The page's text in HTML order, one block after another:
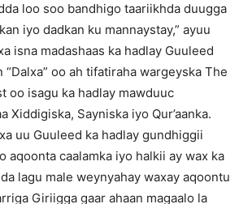
loo soo bandhigo taariikhda duugga
iyo dadkan ku mannaystay,” ayuu
isna madashaas ka hadlay Guuleed
“Dalxa” oo ah tifatiraha wargeyska The
oo isagu ka hadlay mawduuc
Xiddigiska, Sayniska iyo Qur’aanka.
uu Guuleed ka hadlay gundhiggii
aqoonta caalamka iyo halkii ay wax ka
lagu male weynyahay waxay aqoontu
Giriigga gaar ahaan magaalo la